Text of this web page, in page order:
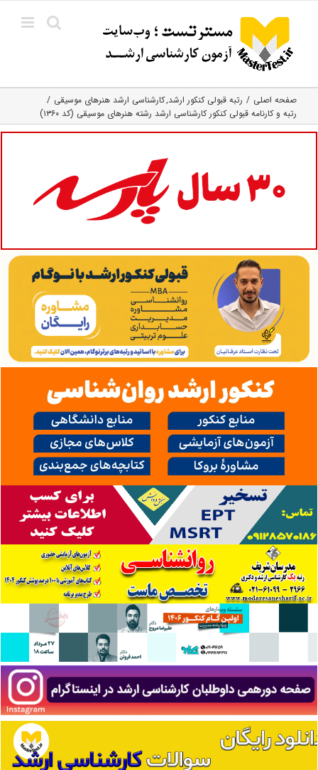
content
صفحه اصلی رتبه قبولی کنکور ارشد کارشناسی ارشد هنرهای موسیقی
رتبه و کارنامه قبولی کنکور کارشناسی ارشد رشته هنرهای موسیقی (کد ۱۳۶۰)